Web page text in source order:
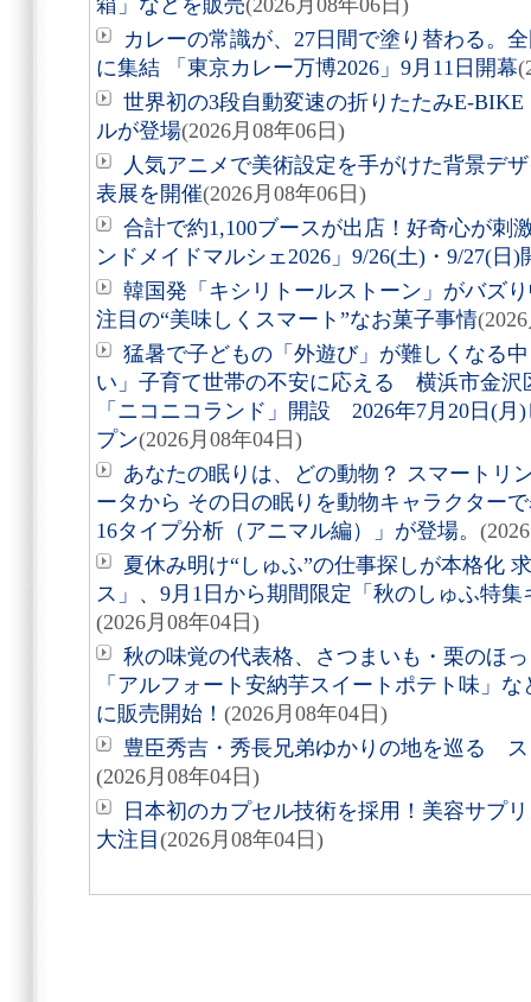
箱」などを販売(2026月08年06日)
カレーの常識が、27日間で塗り替わる。
に集結 「東京カレー万博2026」9月11日開幕
世界初の3段自動変速の折りたたみE-
ルが登場(2026月08年06日)
人気アニメで美術設定を手がけた背景デ
表展を開催(2026月08年06日)
合計で約1,100ブースが出店！好奇心が
ンドメイドマルシェ2026」9/26(土)・9/27(日)
韓国発「キシリトールストーン」がバズ
注目の“美味しくスマート”なお菓子事情
猛暑で子どもの「外遊び」が難しくなる
い」子育て世帯の不安に応える 横浜市金沢
「ニコニコランド」開設 2026年7月20日(
プン(2026月08年04日)
あなたの眠りは、どの動物？ スマートリ
ータから その日の眠りを動物キャラクター
16タイプ分析（アニマル編）」が登場。
夏休み明け“しゅふ”の仕事探しが本格化
ス」、9月1日から期間限定「秋のしゅふ特
(2026月08年04日)
秋の味覚の代表格、さつまいも・栗のほ
「アルフォート安納芋スイートポテト味」
に販売開始！ (2026月08年04日)
豊臣秀吉・秀長兄弟ゆかりの地を巡る
(2026月08年04日)
日本初のカプセル技術を採用！美容サプ
大注目 (2026月08年04日)